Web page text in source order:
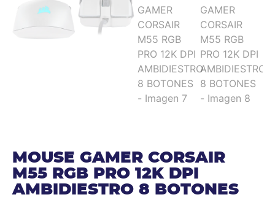
MOUSE GAMER CORSAIR
M55 RGB PRO 12K DPI
AMBIDIESTRO 8 BOTONES